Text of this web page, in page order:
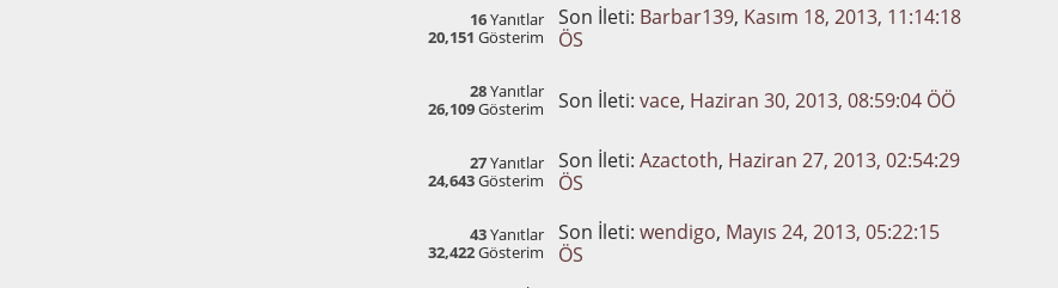
16Yanıtlar
20,151 Gösterim
Son İleti: Barbar139, Kasım 18, 2013, 11:14:18
ÖS
28Yanıtlar
26,109Gösterim Son İleti: vace, Haziran 30, 2013, 08:59:04 ÖÖ
27Yanıtlar
24,643Gösterim
Son İleti: Azactoth, Haziran 27, 2013, 02:54:29
ÖS
43Yanıtlar
32,422Gösterim
Son İleti: wendigo, Mayıs 24, 2013, 05:22:15
ÖS